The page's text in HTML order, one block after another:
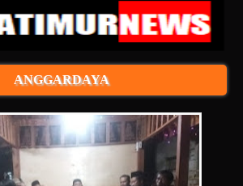
ANGGARDAYA